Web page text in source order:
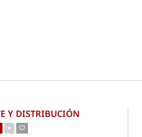
Y DISTRIBUCIÓN